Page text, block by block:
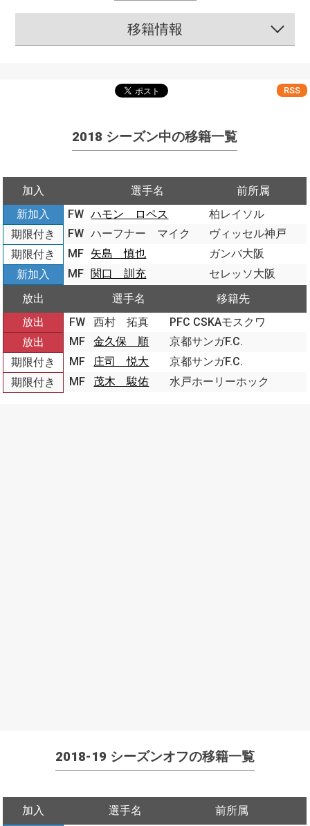
移籍情報
RSS
2018 シーズン中の移籍一覧
加入 選手名
前所属
新加入
FW ハモン ロペス
柏レイソル
期限付き
FW ハーフナー マイク
ヴィッセル神戸
期限付き
MF 矢島 慎也
ガンバ大阪
新加入
MF 関口 訓充
セレッソ大阪
放出
選手名
移籍先
放出
FW 西村 拓真
PFC CSKAモスクワ
放出
MF 金久保 順
京都サンガF.C.
期限付き
MF 庄司 悦大
京都サンガF.C.
期限付き
MF 茂木 駿佑 水戸ホーリーホック
2018-19 シーズンオフの移籍一覧
加入 選手名 前所属